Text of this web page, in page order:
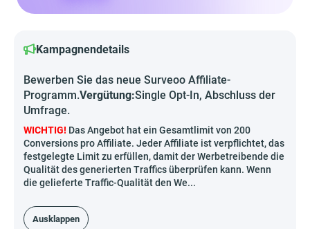
Kampagnendetails
Bewerben Sie das neue Surveoo Affiliate-
Programm.Vergütung:Single Opt-In, Abschluss der
Umfrage.
WICHTIG! Das Angebot hat ein Gesamtlimit von 200
Conversions pro Affiliate. Jeder Affiliate ist verpflichtet, das
festgelegte Limit zu erfüllen, damit der Werbetreibende die
Qualität des generierten Traffics überprüfen kann. Wenn
die gelieferte Traffic-Qualität den We...
Ausklappen